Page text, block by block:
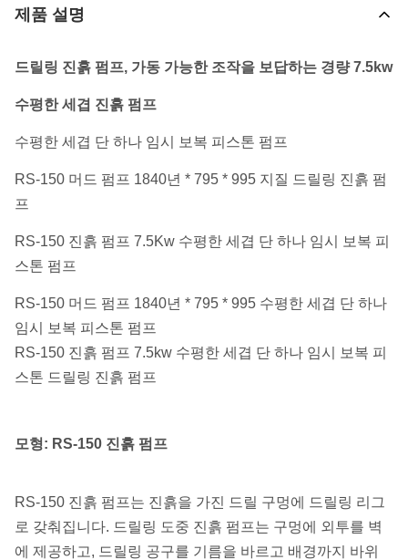
제품 설명
드릴링 진흙 펌프, 가동 가능한 조작을 보답하는 경량 7.5kw
수평한 세겹 진흙 펌프
수평한 세겹 단 하나 임시 보복 피스톤 펌프
RS-150 머드 펌프 1840년 * 795 * 995 지질 드릴링 진흙 펌
프
RS-150 진흙 펌프 7.5Kw 수평한 세겹 단 하나 임시 보복 피
스톤 펌프
RS-150 머드 펌프 1840년 * 795 * 995 수평한 세겹 단 하나
임시 보복 피스톤 펌프
RS-150 진흙 펌프 7.5kw 수평한 세겹 단 하나 임시 보복 피
스톤 드릴링 진흙 펌프
모형: RS-150 진흙 펌프
RS-150 진흙 펌프는 진흙을 가진 드릴 구멍에 드릴링 리그
로 갖춰집니다. 드릴링 도중 진흙 펌프는 구멍에 외투를 벽
에 제공하고, 드릴링 공구를 기름을 바르고 배경까지 바위